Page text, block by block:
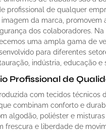
profissional de qualquer
imagem da marca, promovem
dos colaboradores. Na
uma ampla gama de
para diferentes
indústria, educação e
Profissional de
com tecidos técnicos
combinam conforto e
algodão, poliéster e
frescura e liberdade de